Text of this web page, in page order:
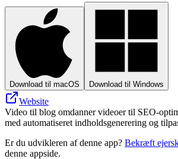
Download til macOS Download til Windows
Website
Video til blog omdanner videoer til SEO-
med automatiseret indholdsgenerering og
Er du udvikleren af denne app? Bekræft
denne appside.